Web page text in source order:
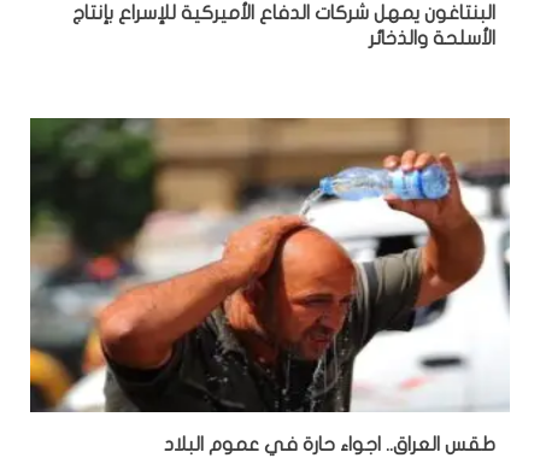
البنتاغون يمهل شركات الدفاع الأميركية للإسراع بإنتاج
الأسلحة والذخائر
طقس العراق.. اجواء حارة في عموم البلاد